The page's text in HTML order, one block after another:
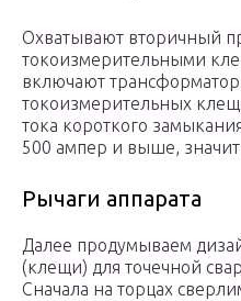
Охватывают вторичный
токоизмерительными
включают
токоизмерительных
тока короткого
500 ампер и выше,
Рычаги аппарата
Далее продумываем
(клещи) для точечной
Сначала на торцах